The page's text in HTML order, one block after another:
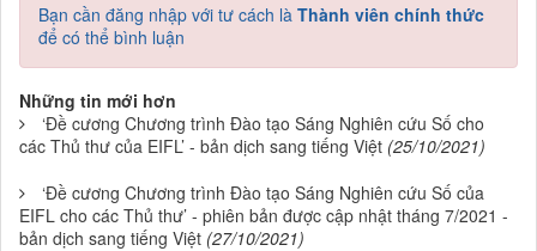
Bạn cần đăng nhập với tư cách là Thành viên chính thức
để có thể bình luận
Những tin mới hơn
‘Đề cương Chương trình Đào tạo Sáng Nghiên cứu Số cho
các Thủ thư của EIFL’ - bản dịch sang tiếng Việt (25/10/2021)
‘Đề cương Chương trình Đào tạo Sáng Nghiên cứu Số của
EIFL cho các Thủ thư’ - phiên bản được cập nhật tháng 7/2021 -
bản dịch sang tiếng Việt (27/10/2021)